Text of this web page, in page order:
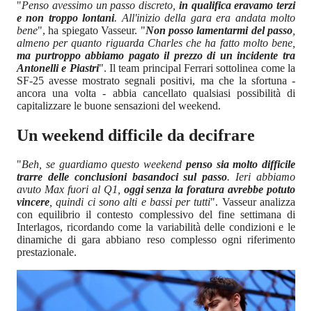
"Penso avessimo un passo discreto, in qualifica eravamo terzi
e non troppo lontani. All'inizio della gara era andata molto
bene", ha spiegato Vasseur. "Non posso lamentarmi del passo
almeno per quanto riguarda Charles che ha fatto molto bene,
ma purtroppo abbiamo pagato il prezzo di un incidente tra
Antonelli e Piastri". Il team principal Ferrari sottolinea come la
SF-25 avesse mostrato segnali positivi, ma che la sfortuna -
ancora una volta - abbia cancellato qualsiasi possibilità di
capitalizzare le buone sensazioni del weekend.
Un weekend difficile da decifrare
"Beh, se guardiamo questo weekend penso sia molto difficile
trarre delle conclusioni basandoci sul passo. Ieri abbiamo
avuto Max fuori al Q1, oggi senza la foratura avrebbe potuto
vincere, quindi ci sono alti e bassi per tutti". Vasseur analizza
con equilibrio il contesto complessivo del fine settimana di
Interlagos, ricordando come la variabilità delle condizioni e le
dinamiche di gara abbiano reso complesso ogni riferimento
prestazionale.